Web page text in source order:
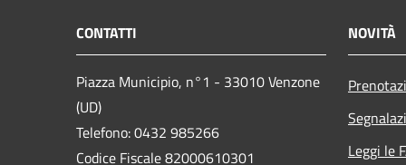
CONTATTI
Piazza Municipio, n°1 - 33010 Venzone
(UD)
Telefono: 0432 985266
Codice Fiscale 82000610301
NOVITÀ
Leggi le